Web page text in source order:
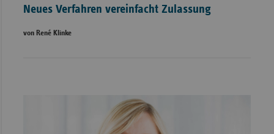
Neues Verfahren vereinfacht Zulassung
von René Klinke